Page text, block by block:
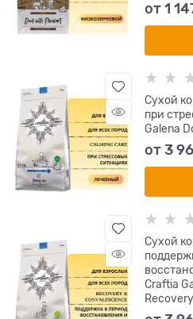
от1
Сухой
при
Galena
от3
Сухой
Craftia